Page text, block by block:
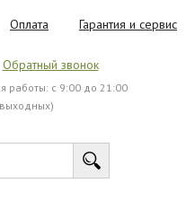
Оплата Гарантия и сервис
Обратный звонок
работы: с 9:00 до 21:00